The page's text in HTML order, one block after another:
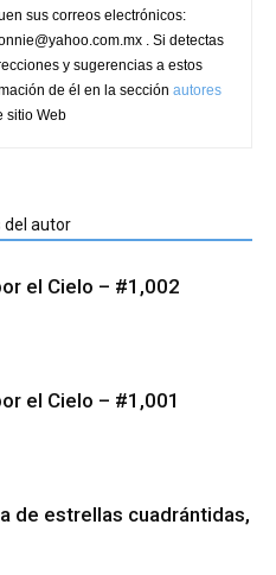
sus correos electrónicos:
. Si detectas
y sugerencias a estos
de él en la sección autores
sitio Web
del autor
el Cielo – #1,002
el Cielo – #1,001
de estrellas cuadrántidas,